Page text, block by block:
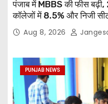
पंजाब में MBBS की फीस
कॉलेजों में 8.5% और निजी
Aug 8, 2026
PUNJAB NEWS